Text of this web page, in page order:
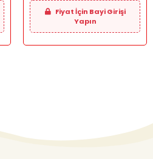
Fiyat İçin Bayi Girişi
Yapın